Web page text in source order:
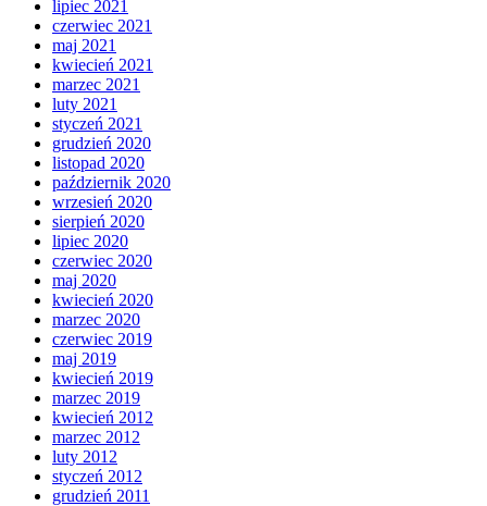
lipiec 2021
czerwiec 2021
maj 2021
kwiecień 2021
marzec 2021
luty 2021
styczeń 2021
grudzień 2020
listopad 2020
październik 2020
wrzesień 2020
sierpień 2020
lipiec 2020
czerwiec 2020
maj 2020
kwiecień 2020
marzec 2020
czerwiec 2019
maj 2019
kwiecień 2019
marzec 2019
kwiecień 2012
marzec 2012
luty 2012
styczeń 2012
grudzień 2011